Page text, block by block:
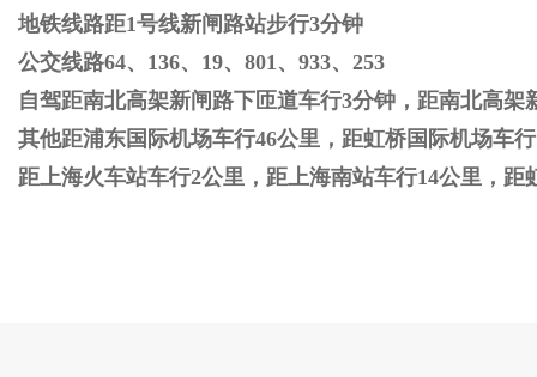
地铁线路距1号线新闸路站步行3分钟
公交线路64、136、19、801、933、253
自驾距南北高架新闸路下匝道车行3分钟，距南北高架
其他距浦东国际机场车行46公里，距虹桥国际机场车
距上海火车站车行2公里，距上海南站车行14公里，距